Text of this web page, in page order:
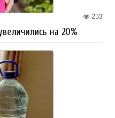
233
на 20%